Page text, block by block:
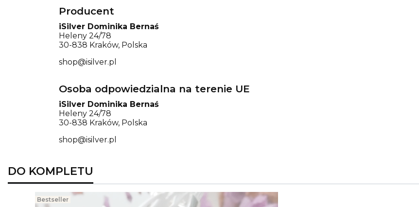
Producent
iSilver Dominika Bernaś
Heleny 24/78
30-838 Kraków, Polska
shop@isilver.pl
Osoba odpowiedzialna na terenie UE
iSilver Dominika Bernaś
Heleny 24/78
30-838 Kraków, Polska
shop@isilver.pl
DO KOMPLETU
Bestseller